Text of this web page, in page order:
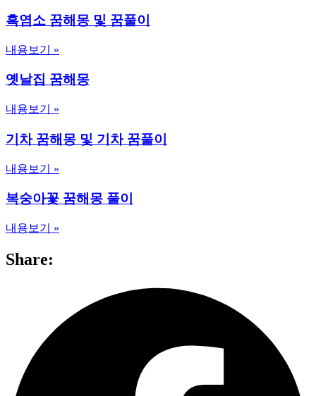
흑염소 꿈해몽 및 꿈풀이
내용보기 »
옛날집 꿈해몽
내용보기 »
기차 꿈해몽 및 기차 꿈풀이
내용보기 »
복숭아꽃 꿈해몽 풀이
내용보기 »
Share: